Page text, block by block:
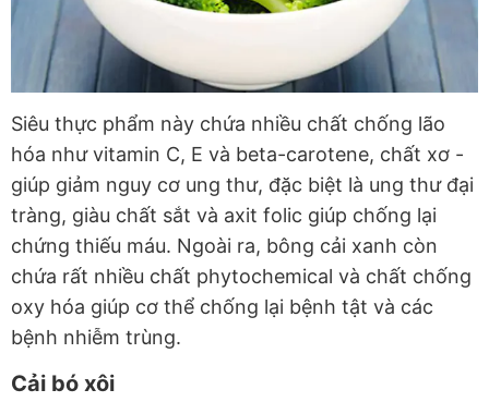
Siêu thực phẩm này chứa nhiều chất chống lão
hóa như vitamin C, E và beta-carotene, chất xơ -
giúp giảm nguy cơ ung thư, đặc biệt là ung thư đại
tràng, giàu chất sắt và axit folic giúp chống lại
chứng thiếu máu. Ngoài ra, bông cải xanh còn
chứa rất nhiều chất phytochemical và chất chống
oxy hóa giúp cơ thể chống lại bệnh tật và các
bệnh nhiễm trùng.
Cải bó xôi